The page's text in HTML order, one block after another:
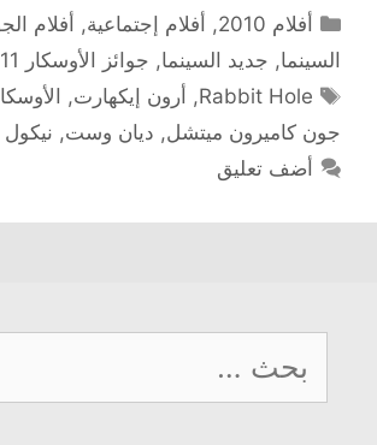
التصنيفات
أفلام 2010 , أفلام إجتماعية, أفلام
السينما, جديد السينما, جوائز الأوسكار 2011
الوسوم
Rabbit Hole
, أرون إيكهارت,
جون كاميرون ميتشل, ديان وست,
أضف تعليق
عن: